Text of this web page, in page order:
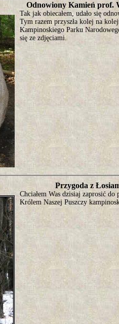
Odnowiony Kamień prof.
Tak jak obiecałem, udało się
Tym razem przyszła kolej na
Kampinoskiego Parku
się ze zdjęciami.
Przygoda z
Chciałem Was dzisiaj zaprosić
Królem Naszej Puszczy